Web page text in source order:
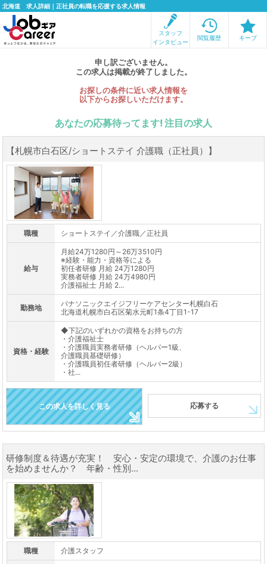
北海道 求人詳細｜正社員の転職を応援する求人情報
スタッフ
インタビュー
閲覧履歴 キープ
申し訳ございません。
この求人は掲載が終了しました。
お探しの条件に近い求人情報を
以下からお探しいただけます。
あなたの応募待ってます! 注目の求人
【札幌市白石区/ショートステイ 介護職（正社員）】
職種 ショートステイ／介護職／正社員
給与
月給24万1280円～26万3510円
※経験・能力・資格等による
初任者研修 月給 24万1280円
実務者研修 月給 24万4980円
介護福祉士 月給 2...
勤務地
パナソニックエイジフリーケアセンター札幌白石
北海道札幌市白石区菊水元町1条4丁目1-17
資格・経験
◆下記のいずれかの資格をお持ちの方
・介護福祉士
・介護職員実務者研修（ヘルパー1級、
介護職員基礎研修）
・介護職員初任者研修（ヘルパー2級）
・社...
この求人を詳しく見る 応募する
研修制度＆待遇が充実！ 安心・安定の環境で、介護のお仕事
を始めませんか？ 年齢・性別...
職種 介護スタッフ